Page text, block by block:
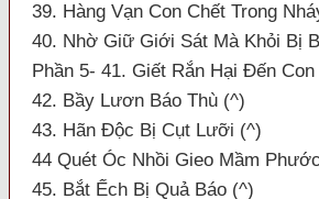
39. Hàng Vạn Con Chết Trong
40. Nhờ Giữ Giới Sát Mà Khỏi Bị
Phần 5- 41. Giết Rắn Hại Đến Con
42. Bầy Lươn Báo Thù (^)
43. Hãn Độc Bị Cụt Lưỡi (^)
44 Quét Óc Nhồi Gieo Mầm
45. Bắt Ếch Bị Quả Báo (^)